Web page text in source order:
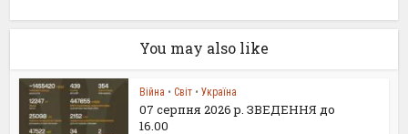
You may also like
Війна • Світ • Україна
07 серпня 2026 р. ЗВЕДЕННЯ до
16.00